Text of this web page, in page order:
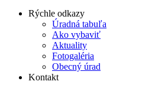
Rýchle odkazy
Úradná tabuľa
Ako vybaviť
Aktuality
Fotogaléria
Obecný úrad
Kontakt